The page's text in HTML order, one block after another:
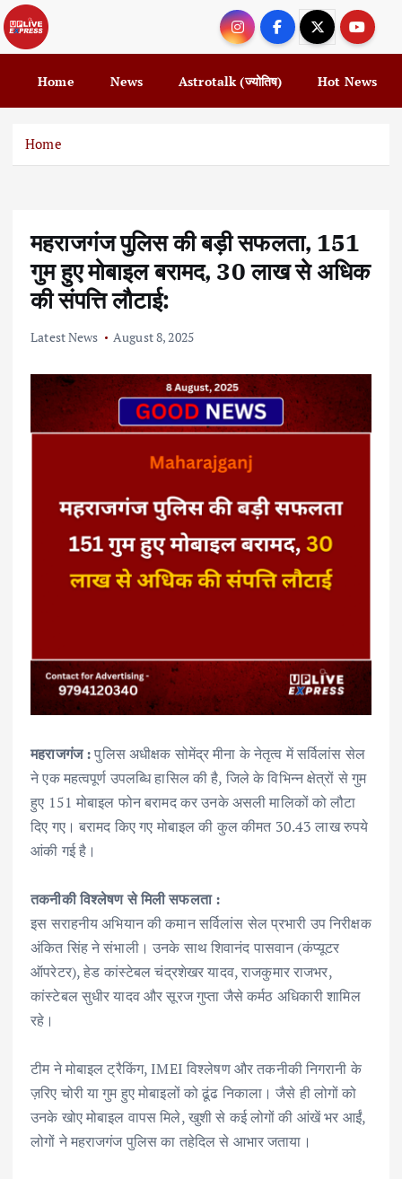
k
i
o
Home News Astrotalk (ज्योतिष) Hot News
Home
महराजगंज पुलिस की बड़ी सफलता, 151
गुम हुए मोबाइल बरामद, 30 लाख से अधिक
की संपत्ति लौटाई:
Latest News August 8, 2025
महराजगंज :पुलिस अधीक्षक सोमेंद्र मीना के नेतृत्व में सर्विलांस सेल
ने एक महत्वपूर्ण उपलब्धि हासिल की है, जिले के विभिन्न क्षेत्रों से गुम
हुए 151 मोबाइल फोन बरामद कर उनके असली मालिकों को लौटा
दिए गए। बरामद किए गए मोबाइल की कुल कीमत 30.43 लाख रुपये
आंकी गई है।
तकनीकी विश्लेषण से मिली सफलता :
इस सराहनीय अभियान की कमान सर्विलांस सेल प्रभारी उप निरीक्षक
अंकित सिंह ने संभाली। उनके साथ शिवानंद पासवान (कंप्यूटर
ऑपरेटर), हेड कांस्टेबल चंद्रशेखर यादव, राजकुमार राजभर,
कांस्टेबल सुधीर यादव और सूरज गुप्ता जैसे कर्मठ अधिकारी शामिल
रहे।
टीम ने मोबाइल ट्रैकिंग, IMEI विश्लेषण और तकनीकी निगरानी के
ज़रिए चोरी या गुम हुए मोबाइलों को ढूंढ निकाला। जैसे ही लोगों को
उनके खोए मोबाइल वापस मिले, खुशी से कई लोगों की आंखें भर आईं,
लोगों ने महराजगंज पुलिस का तहेदिल से आभार जताया।